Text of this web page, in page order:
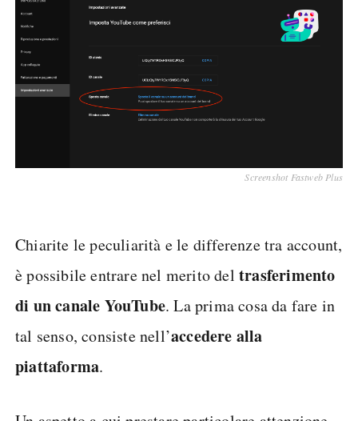
Screenshot Fastweb Plus
Chiarite le peculiarità e le differenze tra account,
è possibile entrare nel merito del trasferimento
di un canale YouTube. La prima cosa da fare in
tal senso, consiste nell’accedere alla
piattaforma.